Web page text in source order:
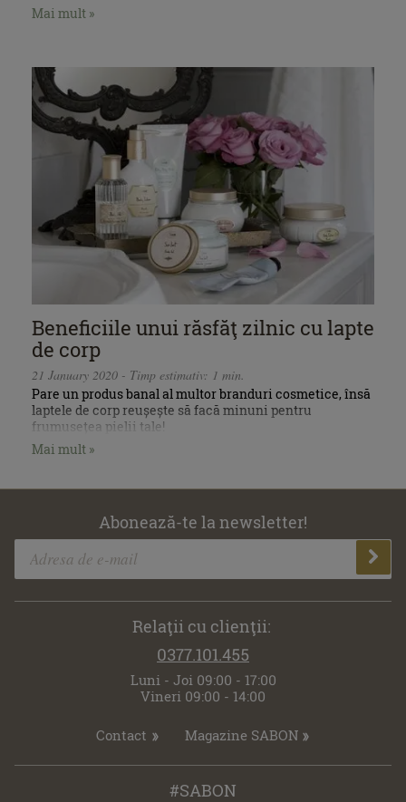
Mai mult »
Beneficiile unui răsfăţ zilnic cu lapte
de corp
21 January 2020 - Timp estimativ: 1 min.
Pare un produs banal al multor branduri cosmetice, însă
laptele de corp reușește să facă minuni pentru
frumusețea pielii tale!
Mai mult »
Abonează-te la newsletter!
Relaţii cu clienţii:
0377.101.455
Luni - Joi 09:00 - 17:00
Vineri 09:00 - 14:00
Contact Magazine SABON
#SABON